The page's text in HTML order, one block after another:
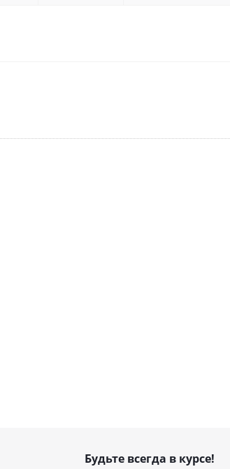
Будьте всегда в курсе!